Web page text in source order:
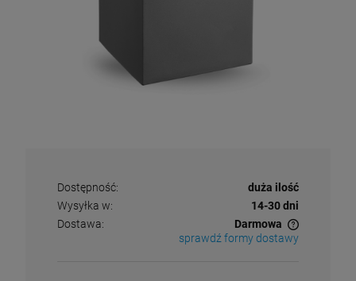
Dostępność:
duża ilość
Wysyłka w:
14-30 dni
Dostawa:
Darmowa
Cena nie zawiera ewentualnych kosztów płatności
sprawdź formy dostawy